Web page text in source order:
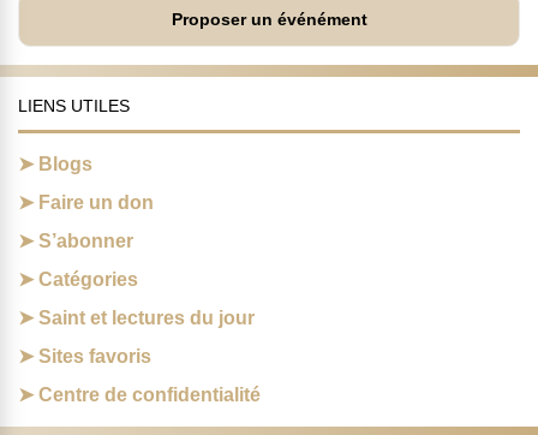
Proposer un événément
LIENS UTILES
Blogs
Faire un don
S’abonner
Catégories
Saint et lectures du jour
Sites favoris
Centre de confidentialité